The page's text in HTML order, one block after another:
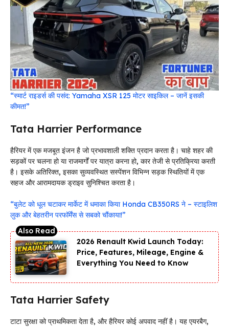
“स्मार्ट राइडर्स की पसंद: Yamaha XSR 125 मोटर साइकिल – जानें इसकी
कीमत!”
Tata Harrier Performance
हैरियर में एक मजबूत इंजन है जो प्रभावशाली शक्ति प्रदान करता है। चाहे शहर की
सड़कों पर चलना हो या राजमार्गों पर यात्रा करना हो, कार तेजी से प्रतिक्रिया करती
है। इसके अतिरिक्त, इसका सुव्यवस्थित सस्पेंशन विभिन्न सड़क स्थितियों में एक
सहज और आरामदायक ड्राइव सुनिश्चित करता है।
“बुलेट को धूल चटाकर मार्केट में धमाका किया Honda CB350RS ने – स्टाइलिश
लुक और बेहतरीन परफॉर्मेंस से सबको चौंकाया!”
2026 Renault Kwid Launch Today:
Price, Features, Mileage, Engine &
Everything You Need to Know
Tata Harrier Safety
टाटा सुरक्षा को प्राथमिकता देता है, और हैरियर कोई अपवाद नहीं है। यह एयरबैग,